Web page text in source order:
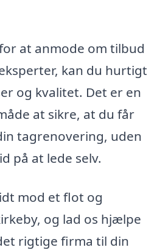
at anmode om tilbud
kan du hurtigt
og kvalitet. Det er en
at sikre, at du får
tagrenovering, uden
på at lede selv.
mod et flot og
og lad os hjælpe
rigtige firma til din